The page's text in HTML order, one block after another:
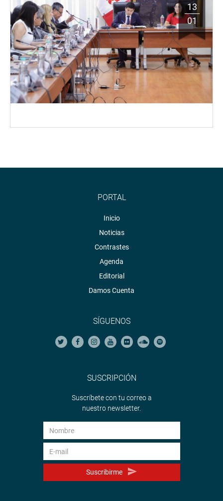
13
01
PORTAL
Inicio
Noticias
Contrastes
Agenda
Editorial
Damos Cuenta
SÍGUENOS
SUSCRIPCIÓN
Suscríbete con tu correo a
nuestro newsletter.
Suscribirme